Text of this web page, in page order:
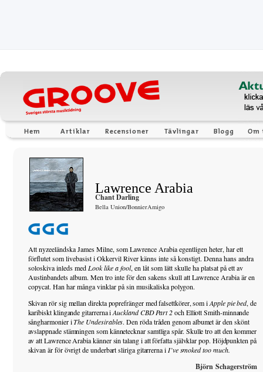
Lawrence Arabia
Chant Darling
Bella Union/BonnierAmigo
Att nyzeeländska James Milne, som Lawrence Arabia egentligen heter, har ett
förflutet som livebasist i Okkervil River känns inte så konstigt. Denna hans andra
soloskiva inleds med Look like a fool, en låt som lätt skulle ha platsat på ett av
Austinbandets album. Men tro inte för den sakens skull att Lawrence Arabia är en
copycat. Han har många vinklar på sin musikaliska polygon.
Skivan rör sig mellan direkta poprefränger med falsettkörer, som iApple pie bed, de
karibiskt klingande gitarrerna iAuckland CBD Part 2och Elliott Smith-minnande
sångharmonier iThe Undesirables. Den röda tråden genom albumet är den skönt
avslappnade stämningen som kännetecknar samtliga spår. Skulle tro att den kommer
av att Lawrence Arabia känner sin talang i att författa självklar pop. Höjdpunkten på
skivan är för övrigt de underbart sliriga gitarrerna i I’ve smoked too much.
Björn Schagerström